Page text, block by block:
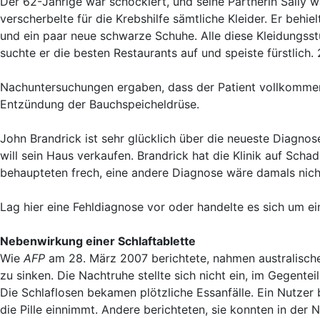
verscherbelte für die Krebshilfe sämtliche Kleider. Er
und ein paar neue schwarze Schuhe. Alle diese
suchte er die besten Restaurants auf und speiste
Nachuntersuchungen ergaben, dass der Patient
Entzündung der Bauchspeicheldrüse.
John Brandrick ist sehr glücklich über die neueste
will sein Haus verkaufen. Brandrick hat die Klinik auf
behaupteten frech, eine andere Diagnose wäre damals
Lag hier eine Fehldiagnose vor oder handelte es sich um
Nebenwirkung einer Schlaftablette
Wie AFP am 28. März 2007 berichtete, nahmen
zu sinken. Die Nachtruhe stellte sich nicht ein, im
Die Schlaflosen bekamen plötzliche Essanfälle. Ein
die Pille einnimmt. Andere berichteten, sie konnten in der